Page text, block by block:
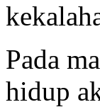
Pada
hidup